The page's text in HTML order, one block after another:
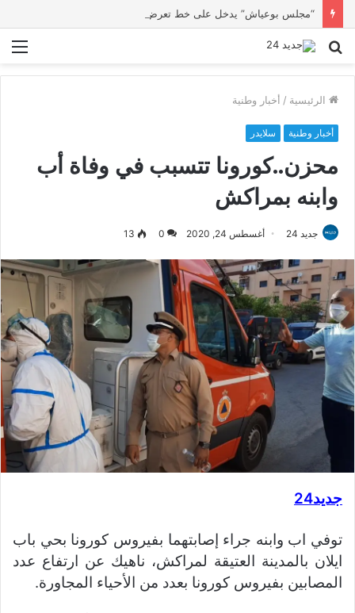
بحث
الرئيسية / أخبار وطنية
أخبار وطنية سلايدر
محزن..كورونا تتسبب في وفاة أب
وابنه بمراكش
جديد 24 أغسطس 24, 2020 0
13
جديد24
توفي اب وابنه جراء إصابتهما بفيروس كورونا بحي باب
ايلان بالمدينة العتيقة لمراكش، ناهيك عن ارتفاع عدد
المصابين بفيروس كورونا بعدد من الأحياء المجاورة.